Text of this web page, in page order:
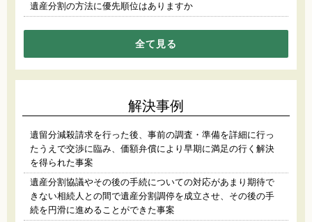
遺産分割の方法に優先順位はありますか
全て見る
解決事例
遺留分減殺請求を行った後、事前の調査・準備を詳細に行っ
たうえで交渉に臨み、価額弁償により早期に満足の行く解決
を得られた事案
遺産分割協議やその後の手続についての対応があまり期待で
きない相続人との間で遺産分割調停を成立させ、その後の手
続を円滑に進めることができた事案